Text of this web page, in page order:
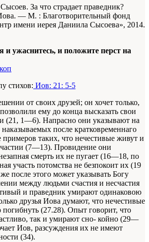
За что страдает праведник?
— М. : Бла­готворительный фонд
имени иерея Даниила Сысоева», 2014.
и ужаснитесь, и положите перст на
стихов: Иов: 21: 5-5
от своих друзей; он хо­чет только,
ему до конца вы­сказать свои
(21, 1—6). Напрасно они указывают на
после крат­ковременнаго
примеров таких, что нече­стивые живут и
(7—13). Прови­дение они
смерть их не пугает (16—18, по
участь потомства не безпо­коит их (19
после этого может ука­зывать Богу
между людьми счастия и несчастия
и праведник умирают одинаковою
друзья Иова думают, что нечестивые
(27.28). Опыт гово­рит, что
так и умирают сно- койно (29—
Иов, разсуждения их не имеют
(34).